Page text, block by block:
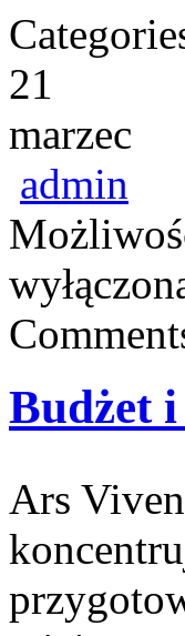
21
marzec
admin
Budżet
Ars